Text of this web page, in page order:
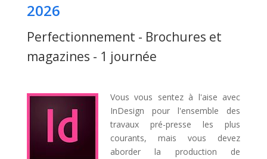
2026
Perfectionnement - Brochures et
magazines - 1 journée
Vous vous sentez à l'aise avec
InDesign pour l'ensemble des
travaux pré-presse les plus
courants, mais vous devez
aborder la production de